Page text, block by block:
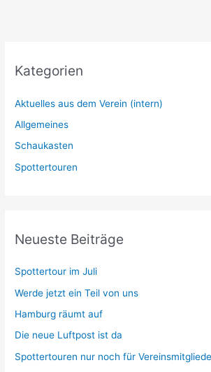
Kategorien
Aktuelles aus dem Verein (intern)
Allgemeines
Schaukasten
Spottertouren
Neueste Beiträge
Spottertour im Juli
Werde jetzt ein Teil von uns
Hamburg räumt auf
Die neue Luftpost ist da
Spottertouren nur noch für